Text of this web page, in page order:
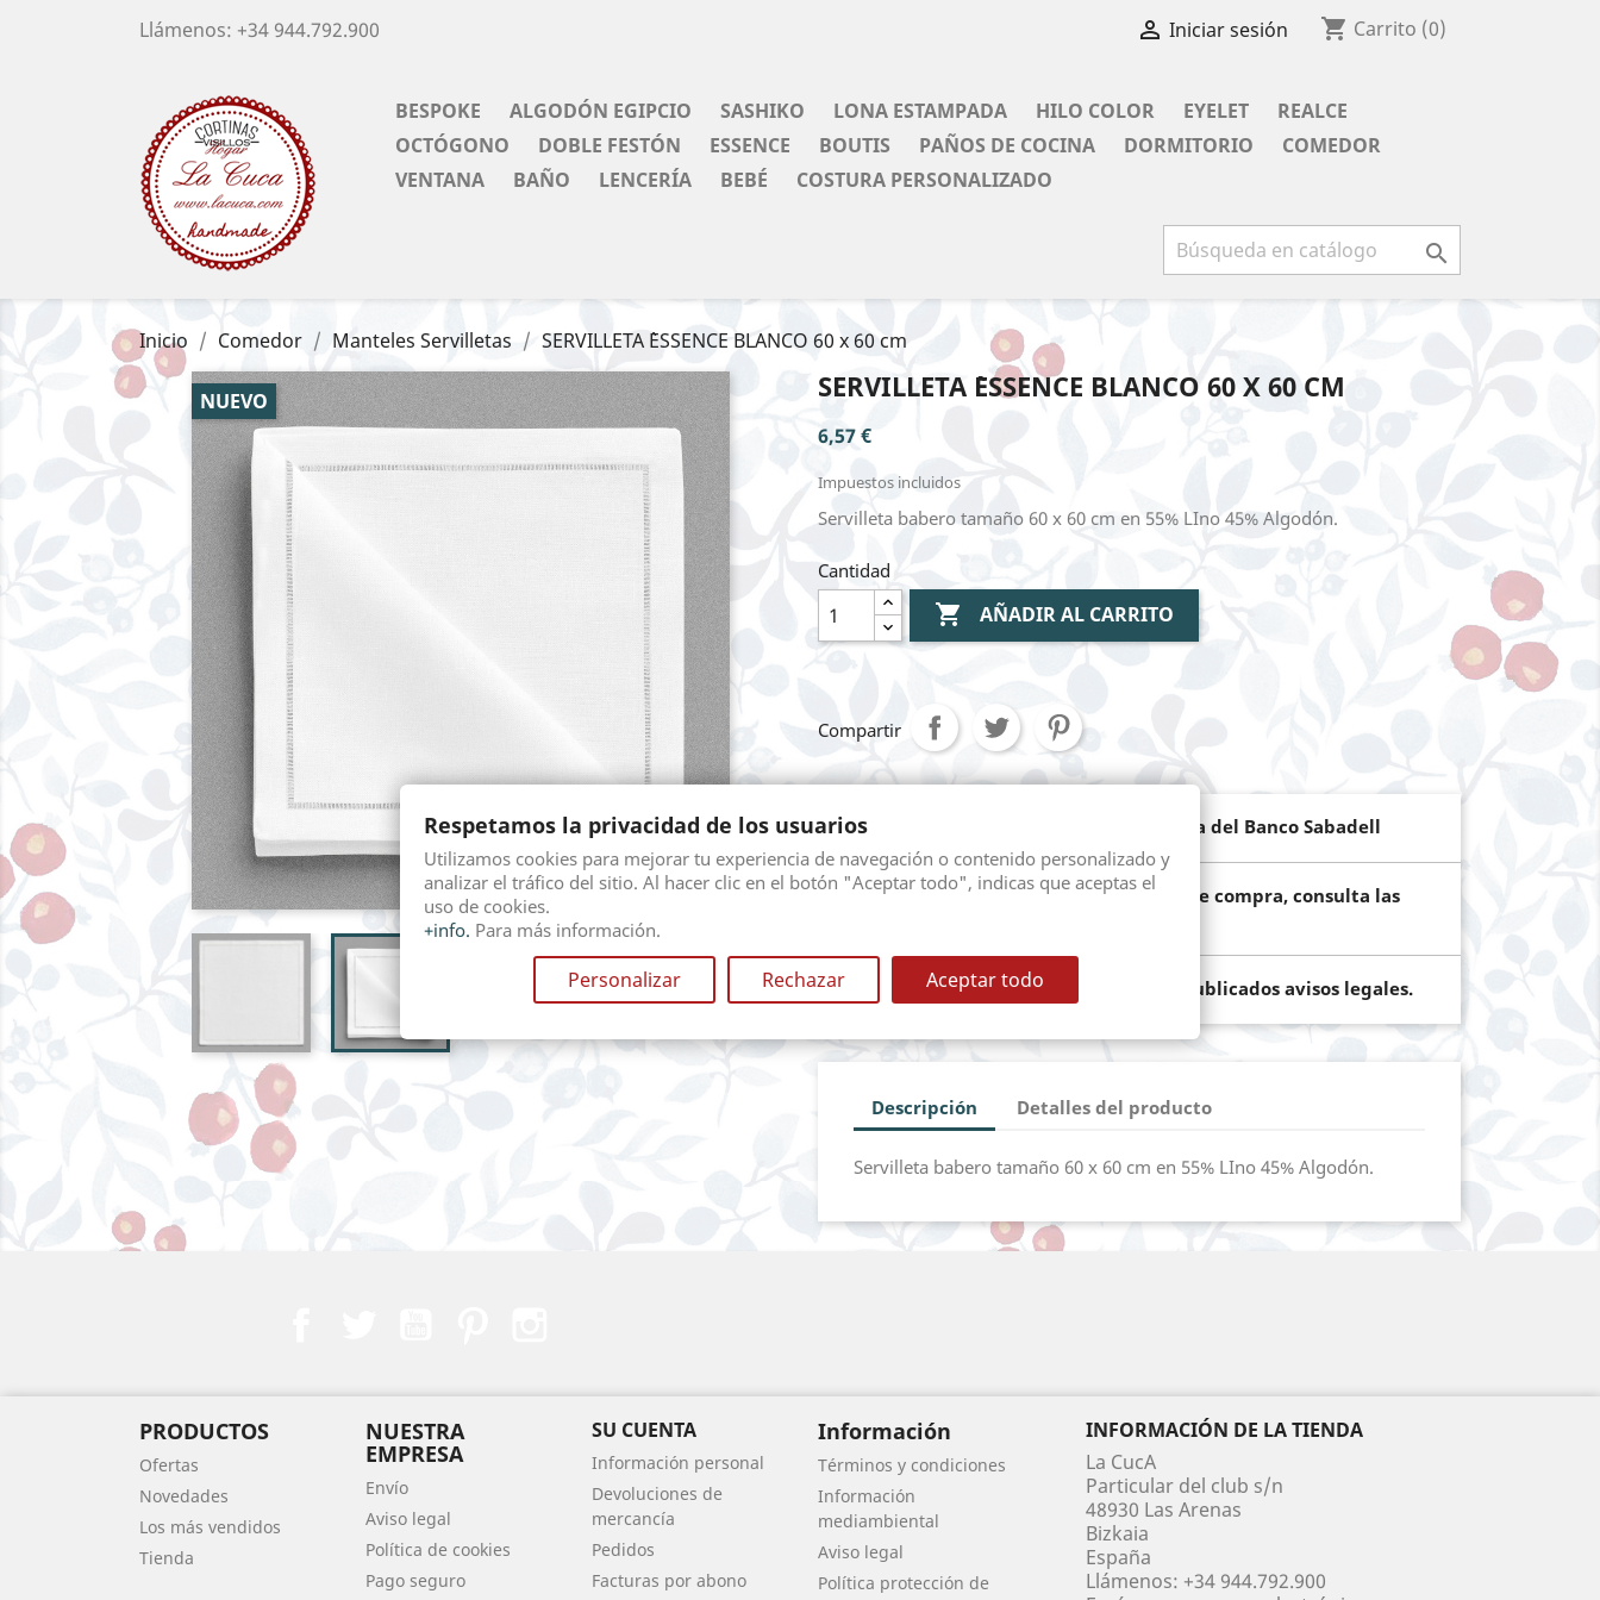
Llámenos: +34 944.792.900  Iniciar sesión shopping_cart Carrito (0)
BESPOKE ALGODÓN EGIPCIO SASHIKO LONA ESTAMPADA HILO COLOR EYELET
REALCE
OCTÓGONO
DOBLE FESTÓN ESSENCE BOUTIS PAÑOS DE COCINA DORMITORIO
COMEDOR
VENTANA
BAÑO LENCERÍA BEBÉ COSTURA PERSONALIZADO

Inicio Comedor Manteles Servilletas SERVILLETA `ESSENCE BLANCO 60 x 60 cm
NUEVO SERVILLETA `ESSENCE BLANCO 60 X 60 CM
6,57 €
Impuestos incluidos
Servilleta babero tamaño 60 x 60 cm en 55% LIno 45% Algodón.
Cantidad
 AÑADIR AL CARRITO
Compartir
Mediante pasarela de pago segura del Banco Sabadell
Envio gratuito según el importe de compra, consulta las
Devolución. Según los terminos publicados avisos legales.
Descripción Detalles del producto
Servilleta babero tamaño 60 x 60 cm en 55% LIno 45% Algodón.
PRODUCTOS
Ofertas
Novedades
Los más vendidos
Tienda
NUESTRA
EMPRESA
Envío
Aviso legal
Política de cookies
Pago seguro
SU CUENTA
Información personal
Devoluciones de
mercancía
Pedidos
Facturas por abono
Información
Términos y condiciones
Información
mediambiental
Aviso legal
Política protección de
INFORMACIÓN DE LA TIENDA
La CucA
Particular del club s/n
48930 Las Arenas
Bizkaia
España
Llámenos: +34 944.792.900
Respetamos la privacidad de los usuarios
Utilizamos cookies para mejorar tu experiencia de navegación o contenido personalizado y
analizar el tráfico del sitio. Al hacer clic en el botón "Aceptar todo", indicas que aceptas el
uso de cookies.
+info. Para más información.
Personalizar Rechazar Aceptar todo